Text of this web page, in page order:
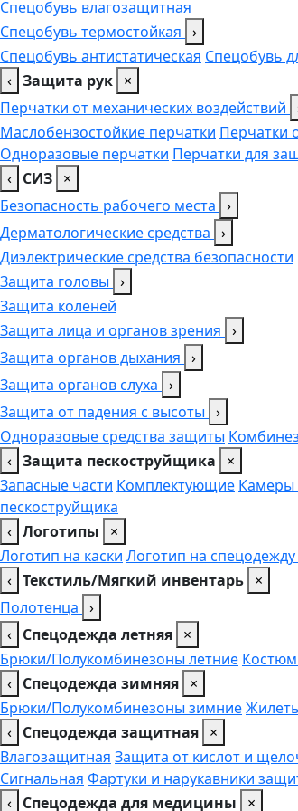
Спецобувь влагозащитная
Спецобувь термостойкая ›
Спецобувь антистатическая Спецобувь
‹ Защита рук ×
Перчатки от механических воздействий
Маслобензостойкие перчатки Перчатки
Одноразовые перчатки Перчатки для
‹ СИЗ ×
Безопасность рабочего места ›
Дерматологические средства ›
Диэлектрические средства безопасности
Защита головы ›
Защита коленей
Защита лица и органов зрения ›
Защита органов дыхания ›
Защита органов слуха ›
Защита от падения с высоты ›
Одноразовые средства защиты
‹ Защита пескоструйщика
×
Запасные части Комплектующие Камеры
пескоструйщика
‹ Логотипы
×
Логотип на каски Логотип на
‹ Текстиль/Мягкий инвентарь ×
Полотенца ›
‹ Спецодежда летняя ×
Брюки/Полукомбинезоны летние
‹ Спецодежда зимняя ×
Брюки/Полукомбинезоны зимние
‹ Спецодежда защитная ×
Влагозащитная Защита от кислот и
Сигнальная Фартуки и нарукавники
‹ Спецодежда для медицины ×